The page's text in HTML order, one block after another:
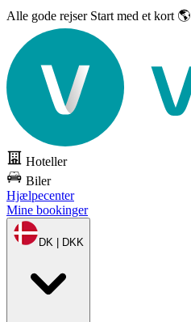
Alle gode rejser Start med et kort 🌎
Hoteller
Biler
Hjælpecenter
Mine bookinger
DK | DKK